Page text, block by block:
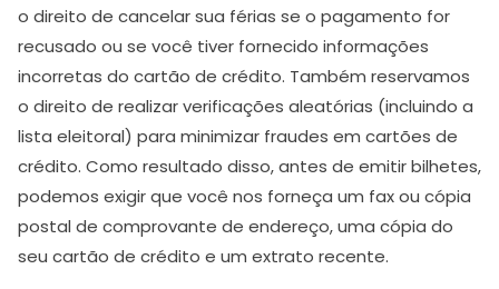
o direito de cancelar sua férias se o pagamento for
recusado ou se você tiver fornecido informações
incorretas do cartão de crédito. Também reservamos
o direito de realizar verificações aleatórias (incluindo a
lista eleitoral) para minimizar fraudes em cartões de
crédito. Como resultado disso, antes de emitir bilhetes,
podemos exigir que você nos forneça um fax ou cópia
postal de comprovante de endereço, uma cópia do
seu cartão de crédito e um extrato recente.